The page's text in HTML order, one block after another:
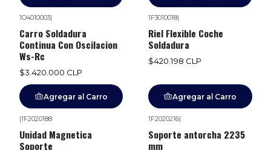
1O4010003|
Carro Soldadura
Continua Con Oscilacion
Ws-Rc
$3.420.000 CLP
Agregar al Carro
1F3010018
Riel Flexible Coche
Soldadura
$420.198 CLP
Agregar al Carro
1F2020188
Unidad Magnetica
Soporte
1F2020216
Soporte antorcha 2235
mm